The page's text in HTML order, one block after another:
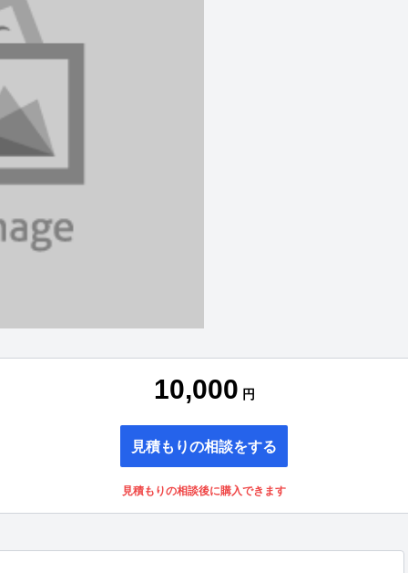
10,000 円
見積もりの相談をする
見積もりの相談後に購入できます